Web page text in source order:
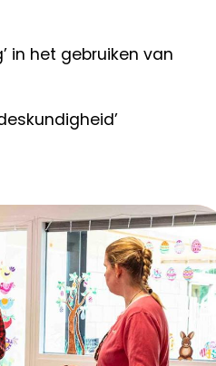
in het gebruiken van